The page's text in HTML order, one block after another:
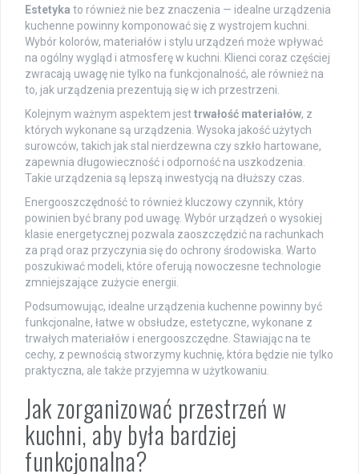
Estetyka to również nie bez znaczenia — idealne urządzenia
kuchenne powinny komponować się z wystrojem kuchni.
Wybór kolorów, materiałów i stylu urządzeń może wpływać
na ogólny wygląd i atmosferę w kuchni. Klienci coraz częściej
zwracają uwagę nie tylko na funkcjonalność, ale również na
to, jak urządzenia prezentują się w ich przestrzeni.
Kolejnym ważnym aspektem jesttrwałość materiałów, z
których wykonane są urządzenia. Wysoka jakość użytych
surowców, takich jak stal nierdzewna czy szkło hartowane,
zapewnia długowieczność i odporność na uszkodzenia.
Takie urządzenia są lepszą inwestycją na dłuższy czas.
Energooszczędność to również kluczowy czynnik, który
powinien być brany pod uwagę. Wybór urządzeń o wysokiej
klasie energetycznej pozwala zaoszczędzić na rachunkach
za prąd oraz przyczynia się do ochrony środowiska. Warto
poszukiwać modeli, które oferują nowoczesne technologie
zmniejszające zużycie energii.
Podsumowując, idealne urządzenia kuchenne powinny być
funkcjonalne, łatwe w obsłudze, estetyczne, wykonane z
trwałych materiałów i energooszczędne. Stawiając na te
cechy, z pewnością stworzymy kuchnię, która będzie nie tylko
praktyczna, ale także przyjemna w użytkowaniu.
Jak zorganizować przestrzeń w
kuchni, aby była bardziej
funkcjonalna?